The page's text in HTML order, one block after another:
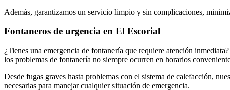
Además, garantizamos un servicio limpio y sin complicaciones,
Fontaneros de urgencia en El Escorial
¿Tienes una emergencia de fontanería que requiere atención
los problemas de fontanería no siempre ocurren en horarios
Desde fugas graves hasta problemas con el sistema de calefacción,
necesarias para manejar cualquier situación de emergencia.